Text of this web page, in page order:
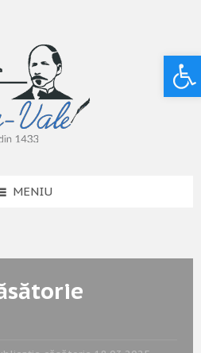
MENIU
Deschide bara de unelte